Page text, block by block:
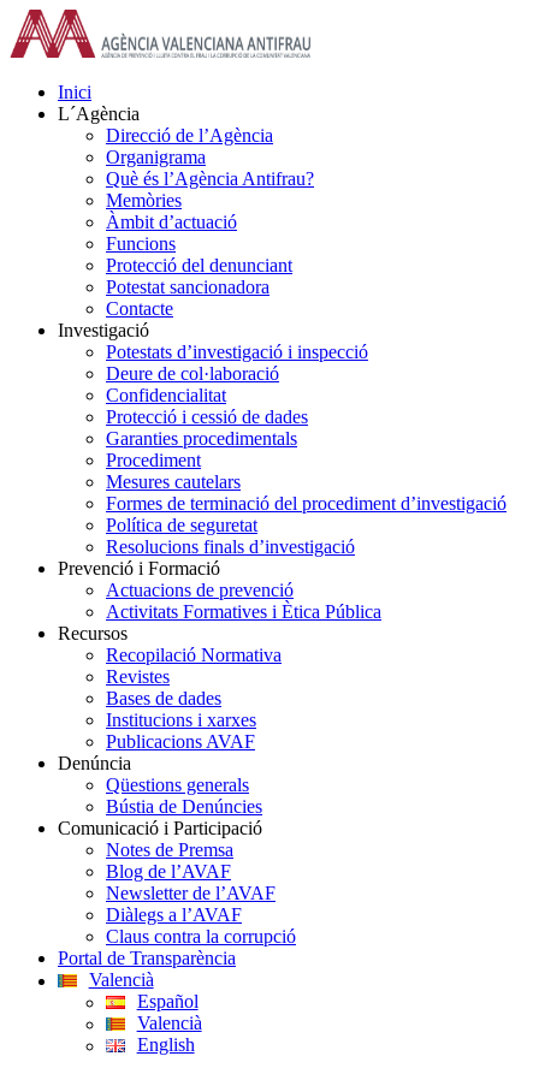
Skip
to
content
Inici
L´Agència
Direcció de l’Agència
Organigrama
Què és l’Agència Antifrau?
Memòries
Àmbit d’actuació
Funcions
Protecció del denunciant
Potestat sancionadora
Contacte
Investigació
Potestats d’investigació i inspecció
Deure de col·laboració
Confidencialitat
Protecció i cessió de dades
Garanties procedimentals
Procediment
Mesures cautelars
Formes de terminació del procediment d’investigació
Política de seguretat
Resolucions finals d’investigació
Prevenció i Formació
Actuacions de prevenció
Activitats Formatives i Ètica Pública
Recursos
Recopilació Normativa
Revistes
Bases de dades
Institucions i xarxes
Publicacions AVAF
Denúncia
Qüestions generals
Bústia de Denúncies
Comunicació i Participació
Notes de Premsa
Blog de l’AVAF
Newsletter de l’AVAF
Diàlegs a l’AVAF
Claus contra la corrupció
Portal de Transparència
Valencià
Español
Valencià
English